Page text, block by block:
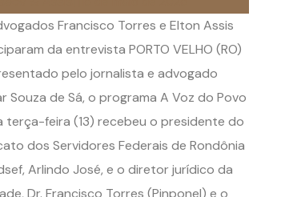
Francisco Torres e Elton Assis
da entrevista PORTO VELHO (RO)
pelo jornalista e advogado
Souza de Sá, o programa A Voz do Povo
terça-feira (13) recebeu o presidente do
dos Servidores Federais de Rondônia
Arlindo José, e o diretor jurídico da
Dr. Francisco Torres (Pinponel) e o